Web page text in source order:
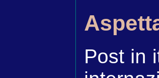
Post in